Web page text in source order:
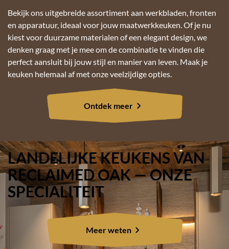
Bekijk ons uitgebreide assortiment aan werkbladen, fronten
en apparatuur, ideaal voor jouw maatwerkkeuken. Of je nu
kiest voor duurzame materialen of een elegant design, we
denken graag met je mee om de combinatie te vinden die
perfect aansluit bij jouw stijl en manier van leven. Maak je
keuken helemaal af met onze veelzijdige opties.
Ontdek meer
LANDELIJKE KEUKENS VAN
RECLAIMED OAK — ONZE
SPECIALITEIT
Meer weten